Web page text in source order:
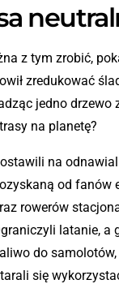
z tym zrobić,
zredukować
jedno drzewo
na planetę?
na
od fanów
rowerów
latanie, a
do
się